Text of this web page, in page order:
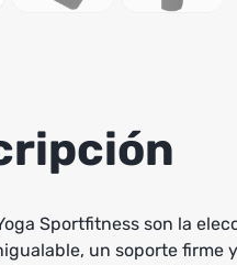
Sportfitness son la
un soporte firme